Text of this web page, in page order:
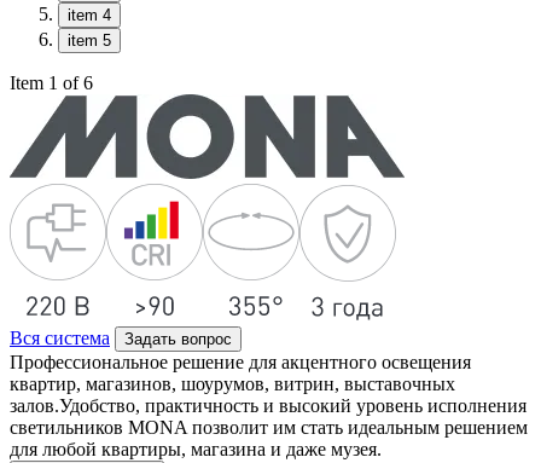
item 4
item 5
Item 1 of 6
Вся система Задать вопрос
Профессиональное решение для акцентного освещения
квартир, магазинов, шоурумов, витрин, выставочных
залов.Удобство, практичность и высокий уровень исполнения
светильников MONA позволит им стать идеальным решением
для любой квартиры, магазина и даже музея.